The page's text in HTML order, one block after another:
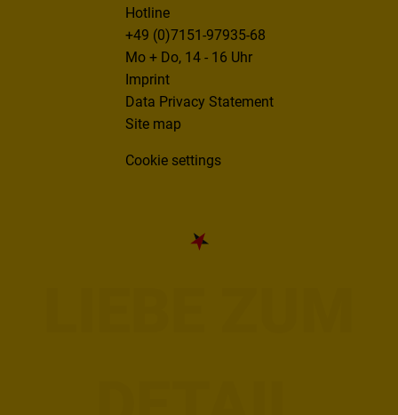
Hotline
+49 (0)7151-97935-68
Mo + Do, 14 - 16 Uhr
Imprint
Data Privacy Statement
Site map
Cookie settings